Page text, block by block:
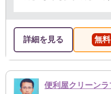
いていただき、感謝して
張ってください
詳細を見る 無料
便利屋クリーン